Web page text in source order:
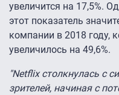
увеличится на 17,5%.
этот показатель
компании в 2018 году,
увеличилось на 49,6%.
"Netflix столкнулась с
зрителей, начиная с